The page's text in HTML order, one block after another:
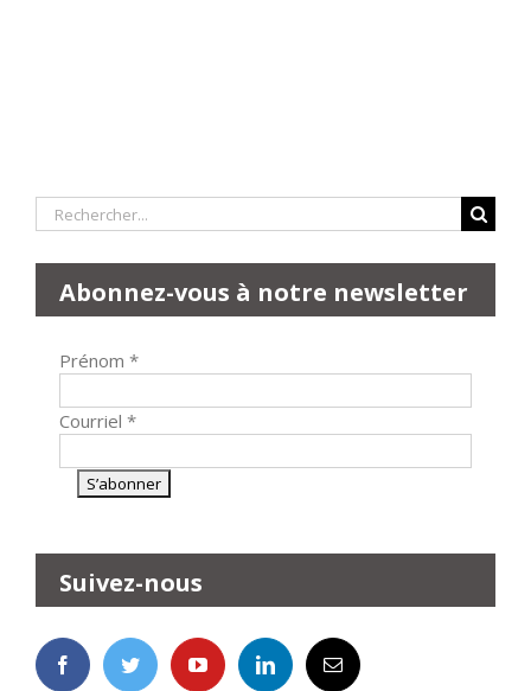
Rechercher:
Abonnez-vous à notre newsletter
Prénom *
Courriel *
Suivez-nous